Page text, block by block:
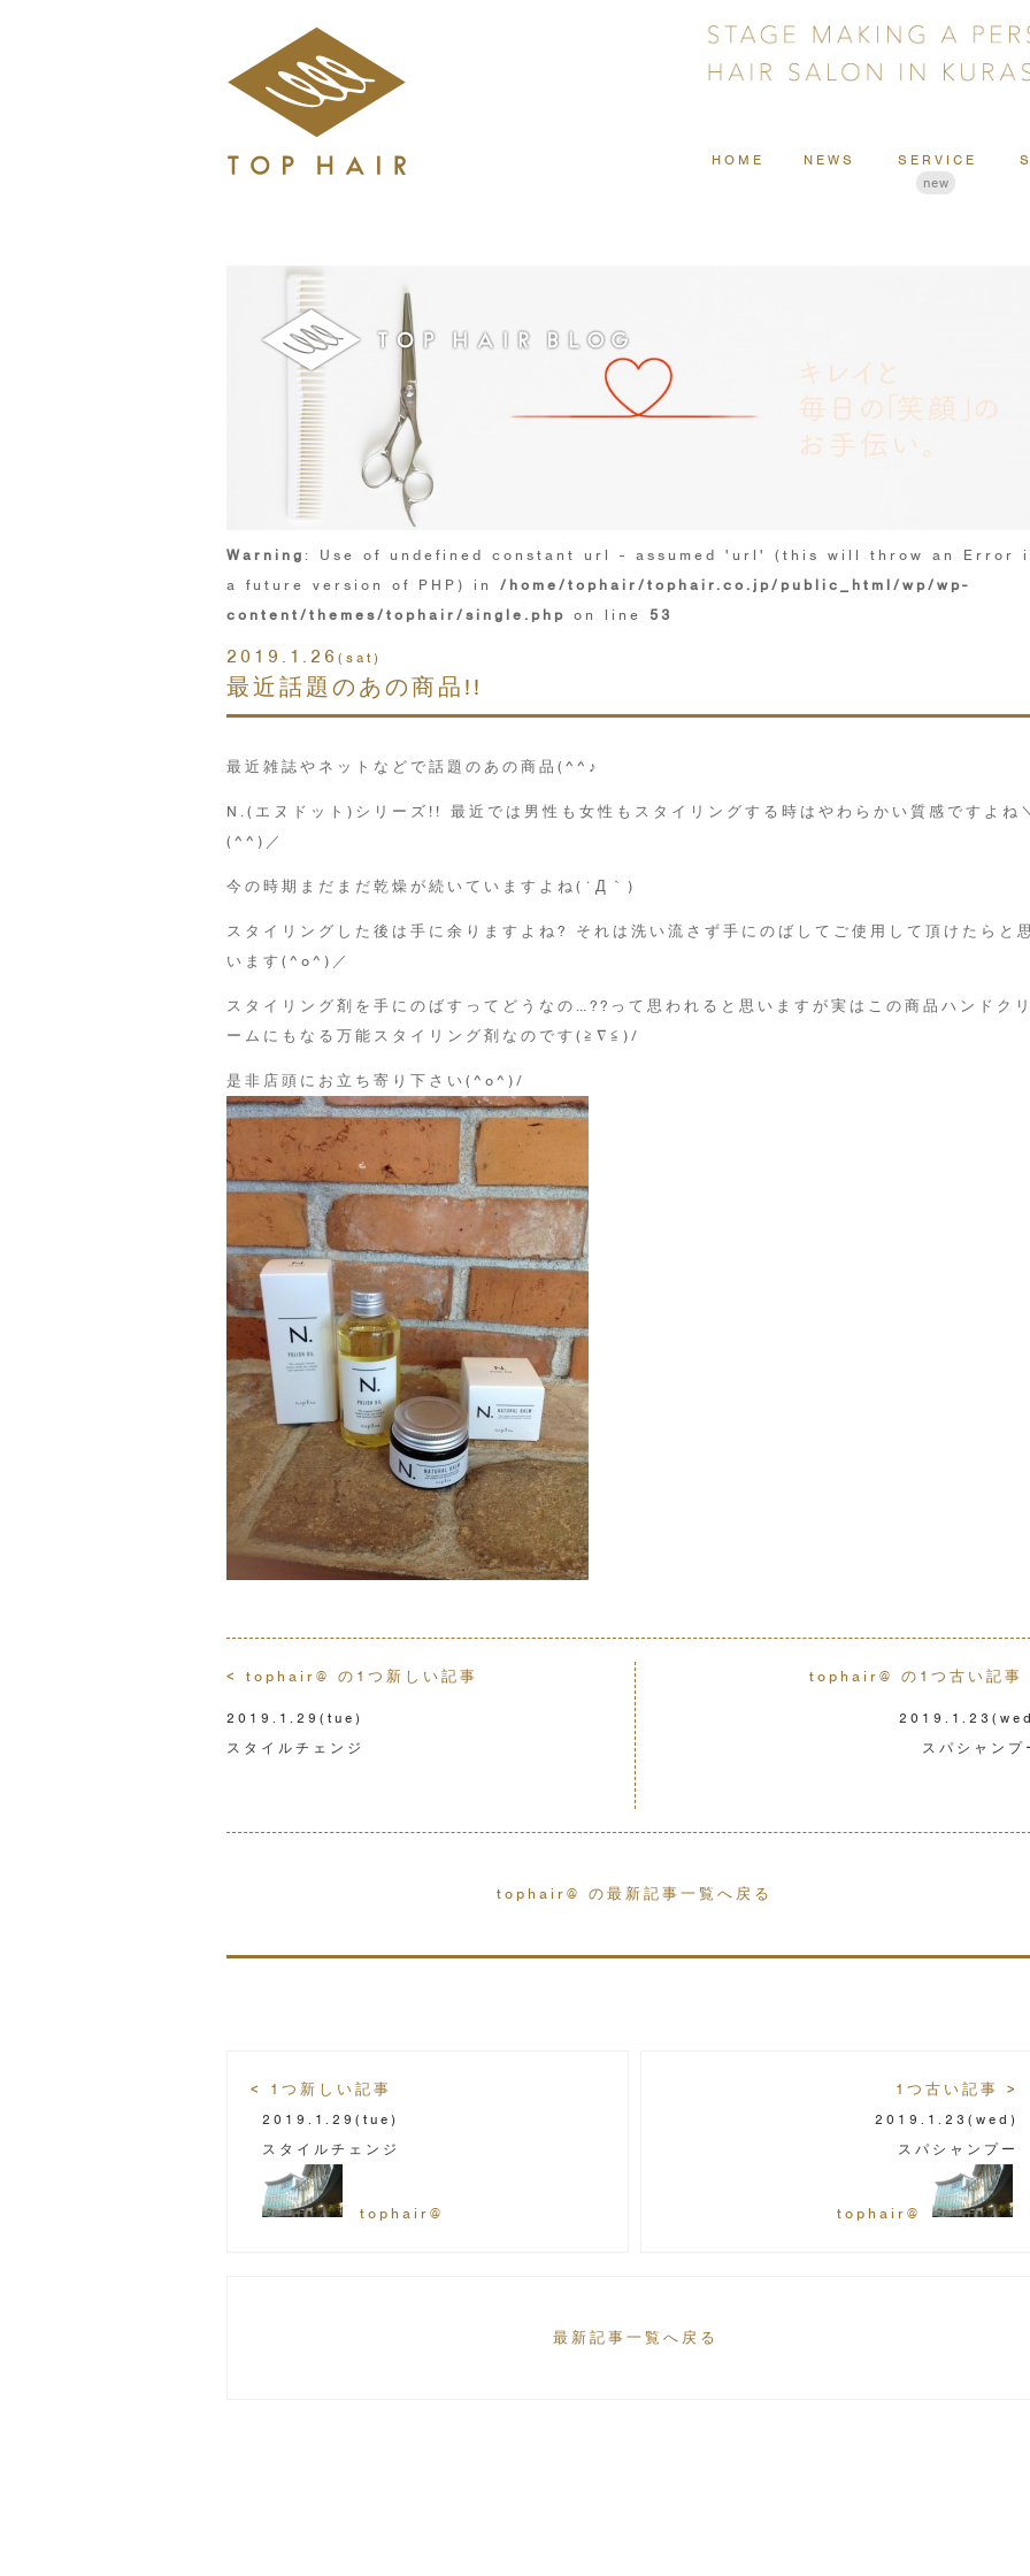
HOME NEWS
SERVICE
new
Warning : Use of undefined constant url - assumed 'url' (this will throw an Error
a future version of PHP) in /home/tophair/tophair.co.jp/public_html/wp/wp-
content/themes/tophair/single.php on line 53
2019.1.26 (sat)
最近話題のあの商品!!
最近雑誌やネットなどで話題のあの商品(^^♪
N.(エヌドット)シリーズ!! 最近では男性も女性もスタイリングする時はやわらかい質感ですよね
(^^)／
今の時期まだまだ乾燥が続いていますよね(´Д｀)
スタイリングした後は手に余りますよね? それは洗い流さず手にのばしてご使用して頂けたらと思
います(^o^)／
スタイリング剤を手にのばすってどうなの…??って思われると思いますが実はこの商品ハンドクリ
ームにもなる万能スタイリング剤なのです(≧∇≦)/
是非店頭にお立ち寄り下さい(^o^)/
< tophair@ の1つ新しい記事
2019.1.29 (tue)
スタイルチェンジ
tophair@ の1つ古い記事
2019.1.23
スパシャンプ
tophair@ の最新記事一覧へ戻る
< 1つ新しい記事
2019.1.29 (tue)
スタイルチェンジ
tophair@
1つ古い記事 >
2019.1.23 (wed)
スパシャンプー
tophair@
最新記事一覧へ戻る